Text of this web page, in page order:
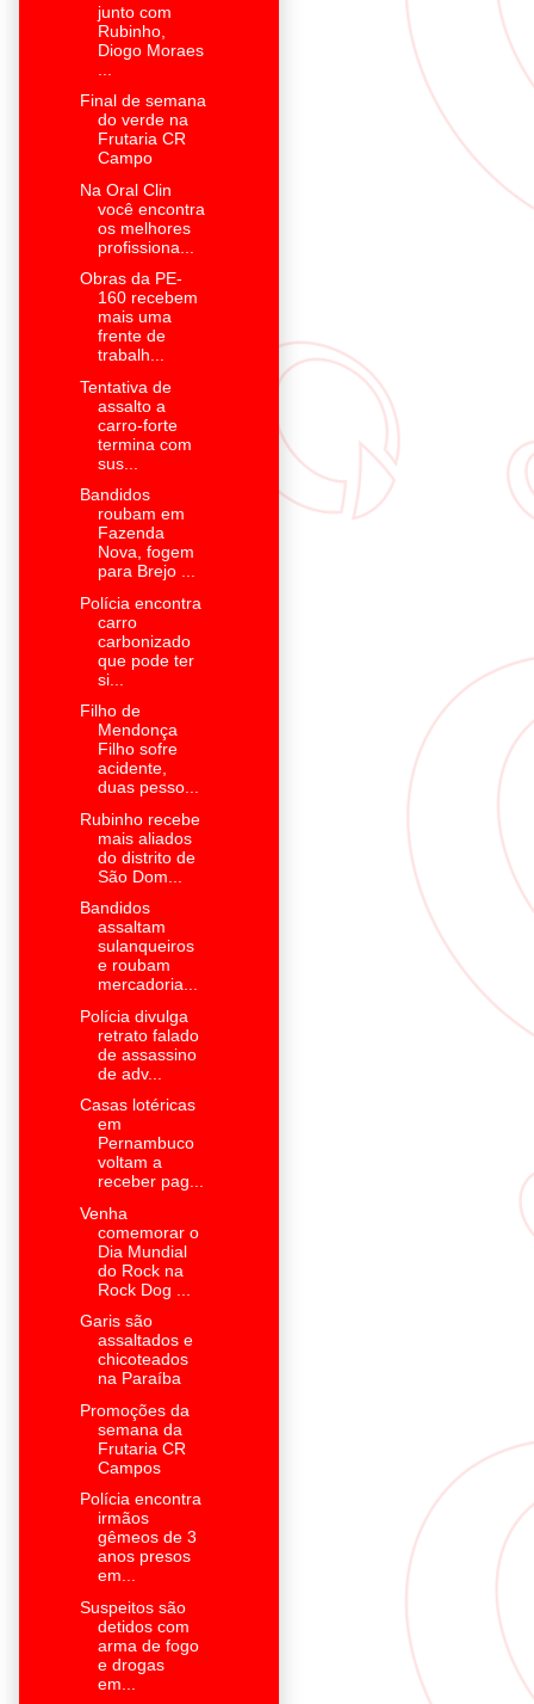
junto com
Rubinho,
Diogo Moraes
Final de semana
do verde na
Frutaria CR
Campo
Na Oral Clin
você encontra
os melhores
profissiona...
Obras da PE-
160 recebem
mais uma
frente de
trabalh...
Tentativa de
assalto a
carro-forte
termina com
sus...
Bandidos
roubam em
Fazenda
Nova, fogem
para Brejo ...
Polícia encontra
carro
carbonizado
que pode ter
si...
Filho de
Mendonça
Filho sofre
acidente,
duas pesso...
Rubinho recebe
mais aliados
do distrito de
São Dom...
Bandidos
assaltam
sulanqueiros
e roubam
mercadoria...
Polícia divulga
retrato falado
de assassino
de adv...
Casas lotéricas
em
Pernambuco
voltam a
receber pag...
Venha
comemorar o
Dia Mundial
do Rock na
Rock Dog ...
Garis são
assaltados e
chicoteados
na Paraíba
Promoções da
semana da
Frutaria CR
Campos
Polícia encontra
irmãos
gêmeos de 3
anos presos
em...
Suspeitos são
detidos com
arma de fogo
e drogas
em...